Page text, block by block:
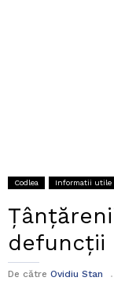
Codlea Informatii utile
defuncții
De către Ovidiu Stan